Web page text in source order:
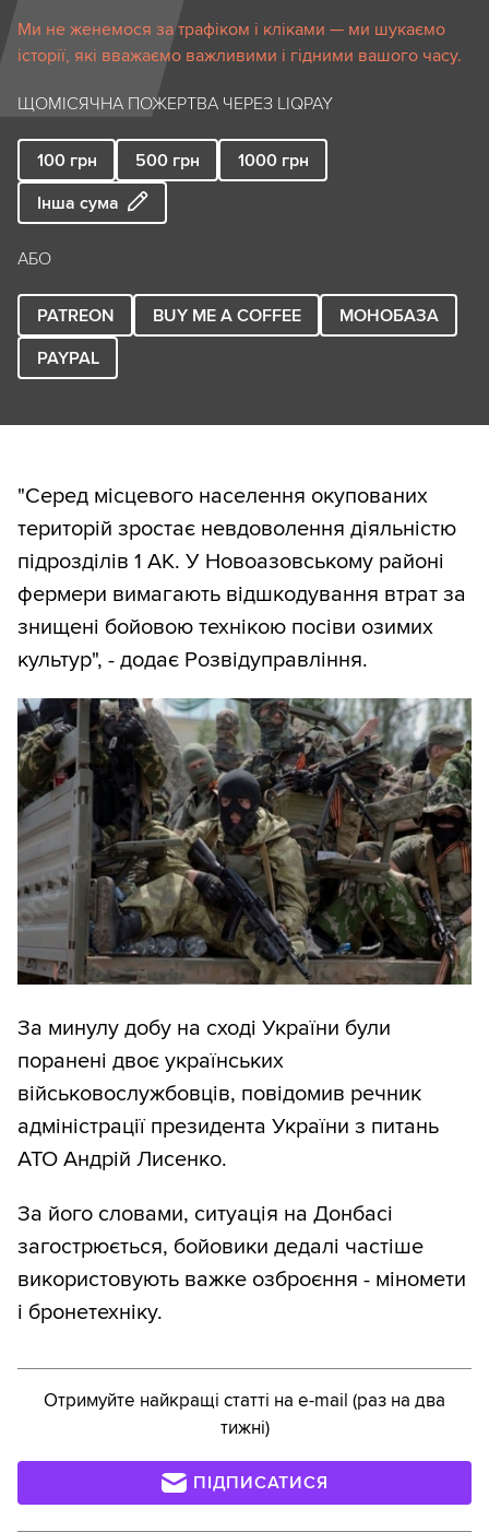
Ми не женемося за трафіком і кліками — ми шукаємо
історії, які вважаємо важливими і гідними вашого часу.
ЩОМІСЯЧНА ПОЖЕРТВА ЧЕРЕЗ LIQPAY
100 грн 500 грн 1000 грн
Інша сума
АБО
PATREON BUY ME A COFFEE
МОНОБАЗА
PAYPAL
"Серед місцевого населення окупованих
територій зростає невдоволення діяльністю
підрозділів 1 АК. У Новоазовському районі
фермери вимагають відшкодування втрат за
знищені бойовою технікою посіви озимих
культур", - додає Розвідуправління.
За минулу добу на сході України були
поранені двоє українських
військовослужбовців, повідомив речник
адміністрації президента України з питань
АТО Андрій Лисенко.
За його словами, ситуація на Донбасі
загострюється, бойовики дедалі частіше
використовують важке озброєння - міномети
і бронетехніку.
Отримуйте найкращі статті на e-mail (раз на два
тижні)
ПІДПИСАТИСЯ